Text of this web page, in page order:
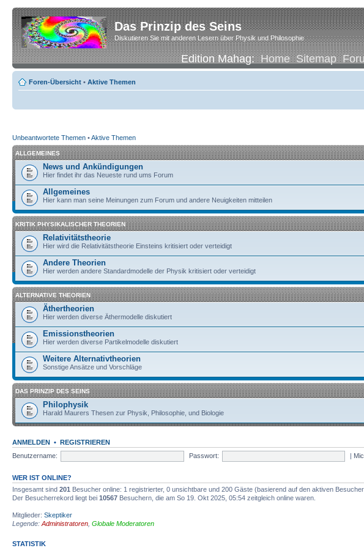
Das Prinzip des Seins
Diskutieren Sie mit anderen Lesern über Physik und Philosophie
Edition Mahag:Home Sitemap
Foren-Übersicht • Aktive Themen
Unbeantwortete Themen •Aktive Themen
ALLGEMEINES
News und Ankündigungen
Hier findet ihr das Neueste rund ums Forum
Allgemeines
Hier kann man seine Meinungen zum Forum und andere Neuigkeiten mitteilen
KRITIK PHYSIKALISCHER THEORIEN
Relativitätstheorie
Hier wird die Relativitätstheorie Einsteins kritisiert oder verteidigt
Andere Theorien
Hier werden andere Standardmodelle der Physik kritisiert oder verteidigt
ALTERNATIVE THEORIEN
Äthertheorien
Hier werden diverse Äthermodelle diskutiert
Emissionstheorien
Hier werden diverse Partikelmodelle diskutiert
Weitere Alternativtheorien
Sonstige Ansätze und Vorschläge
DAS PRINZIP DES SEINS
Philophysik
Harald Maurers Thesen zur Physik, Philosophie, und Biologie
ANMELDEN • REGISTRIEREN
Benutzername:
Passwort: |
WER IST ONLINE?
Insgesamt sind 201 Besucher online: 1 registrierter, 0 unsichtbare und 200 Gäste (basierend auf den aktiven
Der Besucherrekord liegt bei 10567 Besuchern, die am So 19. Okt 2025, 05:54 zeitgleich online waren.
Mitglieder: Skeptiker
Legende: Administratoren Globale Moderatoren
STATISTIK